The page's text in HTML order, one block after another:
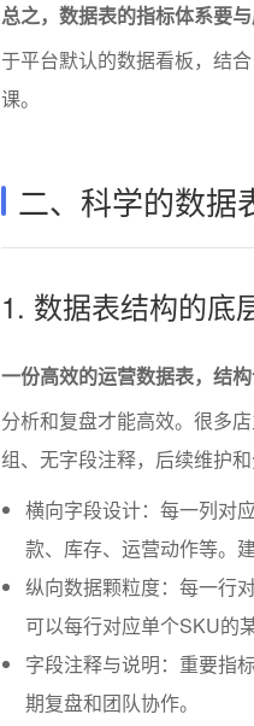
总之，数据表的指标体系要
于平台默认的数据看板，结
课。
二、科学的数据
1. 数据表结构的底
一份高效的运营数据表，结
分析和复盘才能高效。很多
组、无字段注释，后续维护和
横向字段设计：每一列对
款、库存、运营动作等。
纵向数据颗粒度：每一行
可以每行对应单个SKU的
字段注释与说明：重要指
期复盘和团队协作。